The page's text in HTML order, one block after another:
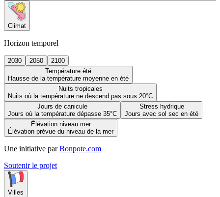
Climat
Horizon temporel
2030 2050
2100
Température été
Hausse de la température moyenne en été
Nuits tropicales
Nuits où la température ne descend pas sous 20°C
Jours de canicule
Jours où la température dépasse 35°C
Stress hydrique
Jours avec sol sec en été
Élévation niveau mer
Élévation prévue du niveau de la mer
Une initiative par Bonpote.com
Soutenir le projet
Villes